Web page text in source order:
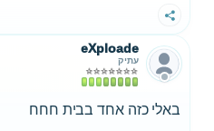
שתף
eXploade
עתיק
באלי כזה אחד בבית חחח